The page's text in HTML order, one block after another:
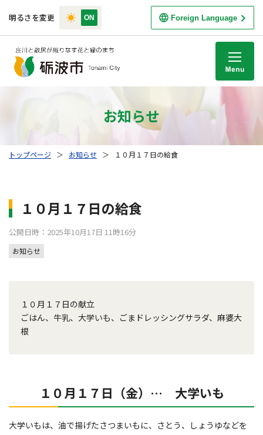
明るさを変更 Foreign Language
お知らせ
トップページ ＞ お知らせ ＞ １０月１７日の給食
１０月１７日の給食
公開日時：2025年10月17日 11時16分
お知らせ
１０月１７日の献立
ごはん、牛乳、大学いも、ごまドレッシングサラダ、麻婆大
根
１０月１７日（金）… 大学いも
大学いもは、油で揚げたさつまいもに、さとう、しょうゆなどを